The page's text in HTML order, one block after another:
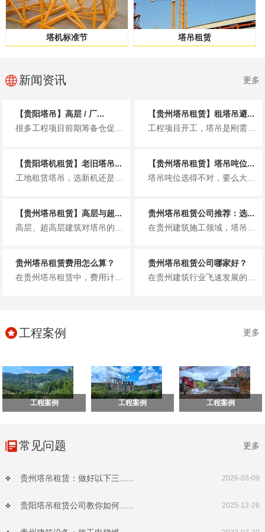
塔机标准节 塔吊租赁
新闻资讯 更多
【贵阳塔吊】高层 / 厂...
很多工程项目前期筹备仓促，仅凭经验挑选塔吊，是造成租赁成本超支的常见原因。选型偏小，吊重、臂长达不到施工要求，吊装效率大...
【贵州塔吊租赁】租塔吊避...
工程项目开工，塔吊是刚需设备，很多施工老板只顾对比月租价格，忽略合同细节，等到设备进场、工程收尾结算，各类隐形费用接踵而...
【贵阳塔机租赁】老旧塔吊...
工地租赁塔吊，选新机还是老设备，各有优劣，结合工程需求挑选更划算。 一、老旧塔吊 1、优点 租赁价格更...
【贵州塔吊租赁】塔吊吨位...
塔吊吨位选得不对，要么大材小用浪费租金，要么承载力不足耽误工期、埋下安全隐患。精准匹配场地与工况，是工程降本增效的关键。...
【贵州塔吊租赁】高层与超...
高层、超高层建筑对塔吊的起重能力、高度、稳定性要求极高，选型直接影响施工安全与进度。 一般100 米以内高层，常用...
贵州塔吊租赁公司推荐：选...
在贵州建筑施工领域，塔吊是项目推进的核心装备。选择靠谱的塔吊租赁公司，直接关系到工程进度、安全与成本。结合贵州本地市场口...
贵州塔吊租赁费用怎么算？
在贵州塔吊租赁中，费用计算是工程负责人关心的核心问题，不少人因不清楚计费逻辑、担心隐形消费而困扰。其实，贵州塔吊租赁费用...
贵州塔吊租赁公司哪家好？
在贵州建筑行业飞速发展的当下，塔吊作为高空作业的核心设备，其租赁选择直接关系到工程进度、施工安全与项目成本。面对市场上众...
工程案例 更多
工程案例 工程案例 工程案例
常见问题 更多
贵州塔吊租赁：做好以下三...... 2026-03-09
贵阳塔吊租赁公司教你如何...... 2025-12-26